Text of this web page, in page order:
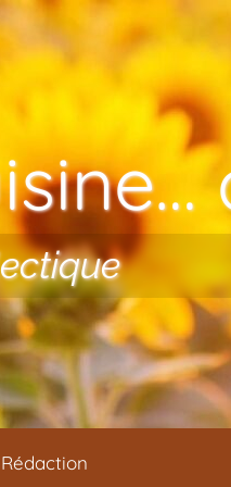
Rédaction